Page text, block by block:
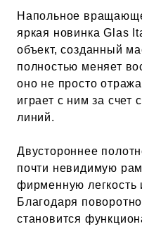
Напольное
яркая новинка Glas
объект, созданный
полностью меняет
оно не просто
играет с ним за счет
линий.
Двустороннее
почти невидимую
фирменную легкость
Благодаря
становится